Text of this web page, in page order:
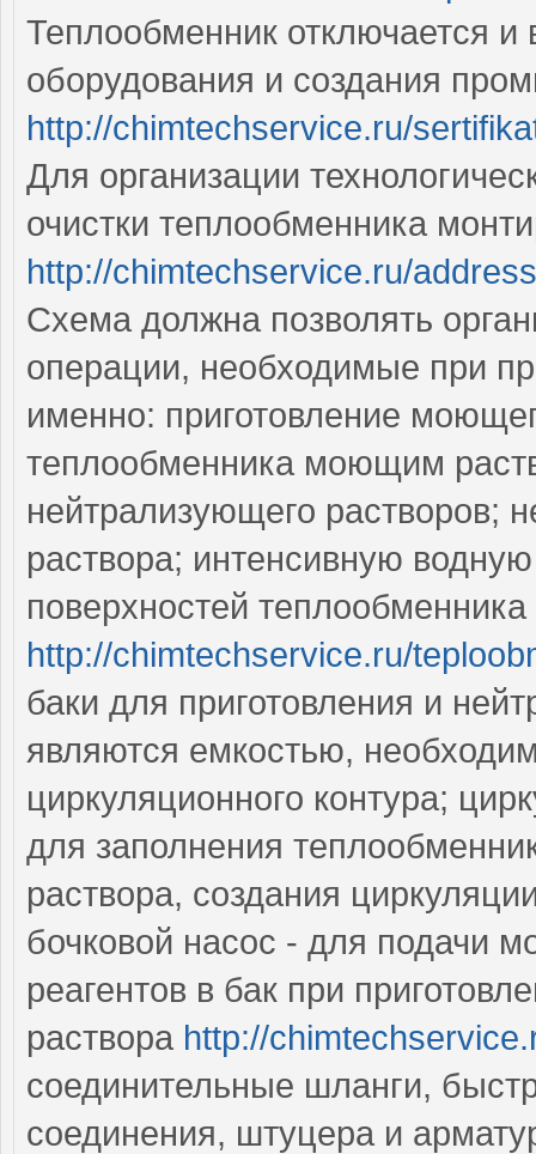
Теплообменник отключается
оборудования и создания
http://chimtechservice.ru/
Для организации
очистки теплообменника
http://chimtechservice.ru/address
Схема должна позволять
операции, необходимые при
именно: приготовление
теплообменника моющим
нейтрализующего растворов;
раствора; интенсивную
поверхностей теплообменника
http://chimtechservice.ru/
баки для приготовления и
являются емкостью,
циркуляционного контура;
для заполнения
раствора, создания
бочковой насос - для подачи
реагентов в бак при
раствора http://
соединительные шланги,
соединения, штуцера и